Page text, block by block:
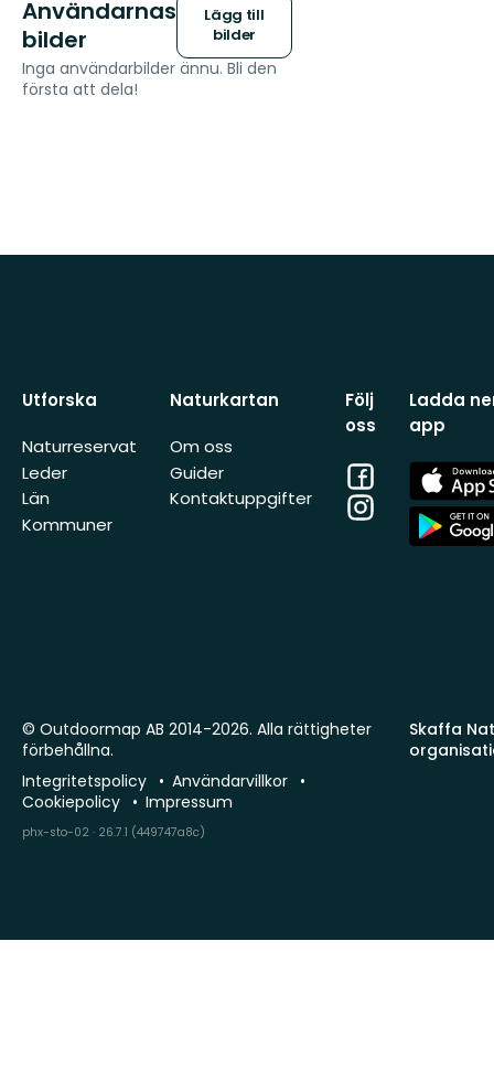
Användarnas
bilder
Lägg till
bilder
Inga användarbilder ännu. Bli den
första att dela!
Utforska
Naturreservat
Leder
Län
Kommuner
Naturkartan
Om oss
Guider
Kontaktuppgifter
Följ
oss
Facebook
Instagram
Ladda
app
App
Store
App
Store
Skaffa
© Outdoormap AB 2014-2026. Alla rättigheter
förbehållna.
Integritetspolicy
Användarvillkor
Cookiepolicy
Impressum
phx-sto-02 · 26.7.1 (449747a8c)